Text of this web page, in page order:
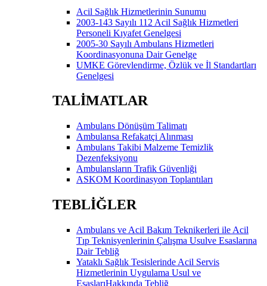
Acil Sağlık Hizmetlerinin Sunumu
2003-143 Sayılı 112 Acil Sağlık Hizmetleri
Personeli Kıyafet Genelgesi
2005-30 Sayılı Ambulans Hizmetleri
Koordinasyonuna Dair Genelge
UMKE Görevlendirme, Özlük ve İl Standartları
Genelgesi
TALİMATLAR
Ambulans Dönüşüm Talimatı
Ambulansa Refakatçi Alınması
Ambulans Takibi Malzeme Temizlik
Dezenfeksiyonu
Ambulansların Trafik Güvenliği
ASKOM Koordinasyon Toplantıları
TEBLİĞLER
Ambulans ve Acil Bakım Teknikerleri ile Acil
Tıp Teknisyenlerinin Çalışma Usulve Esaslarına
Dair Tebliğ
Yataklı Sağlık Tesislerinde Acil Servis
Hizmetlerinin Uygulama Usul ve
EsaslarıHakkında Tebliğ